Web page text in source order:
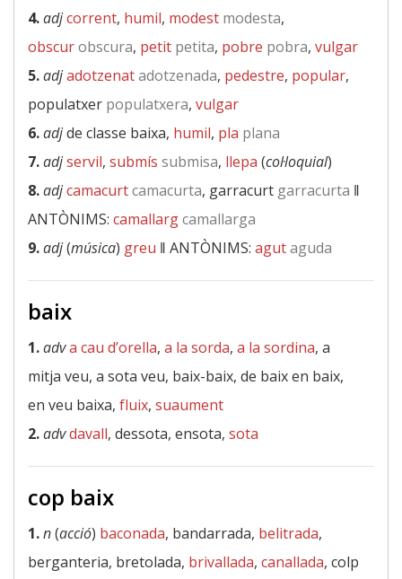
4.adjcorrent, humil, modest modesta,
obscurobscura, petit petita, pobre pobra, vulgar
5.adjadotzenatadotzenada, pedestre, popular,
populatxer populatxera, vulgar
6.adjde classe baixa, humil, pla plana
7.adjservil, submís submisa, llepa (col·loquial)
8.adjcamacurtcamacurta, garracurt garracurta ‖
ANTÒNIMS: camallargcamallarga
9.adj(música) greu ‖ ANTÒNIMS: agutaguda
baix
1.adva cau d’orella, a la sorda, a la sordina, a
mitja veu, a sota veu, baix-baix, de baix en baix,
en veu baixa, fluix, suaument
2.advdavall, dessota, ensota, sota
cop baix
1.n(acció) baconada, bandarrada, belitrada,
berganteria, bretolada, brivallada, canallada, colp